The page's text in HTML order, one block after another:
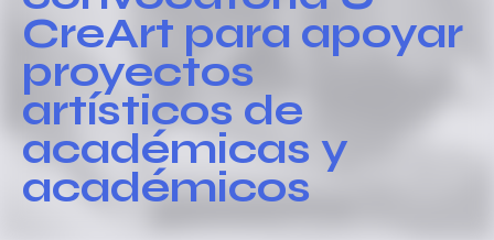
CreArt para apoyar
proyectos
artísticos de
académicas y
académicos